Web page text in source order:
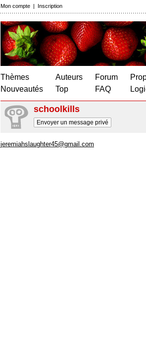
Mon compte | Inscription
Thèmes
Nouveautés
Auteurs
Top
Forum
FAQ
schoolkills
Envoyer un message privé
jeremiahslaughter45@gmail.com